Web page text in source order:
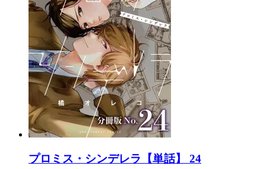
プロミス・シンデレラ【単話】 24